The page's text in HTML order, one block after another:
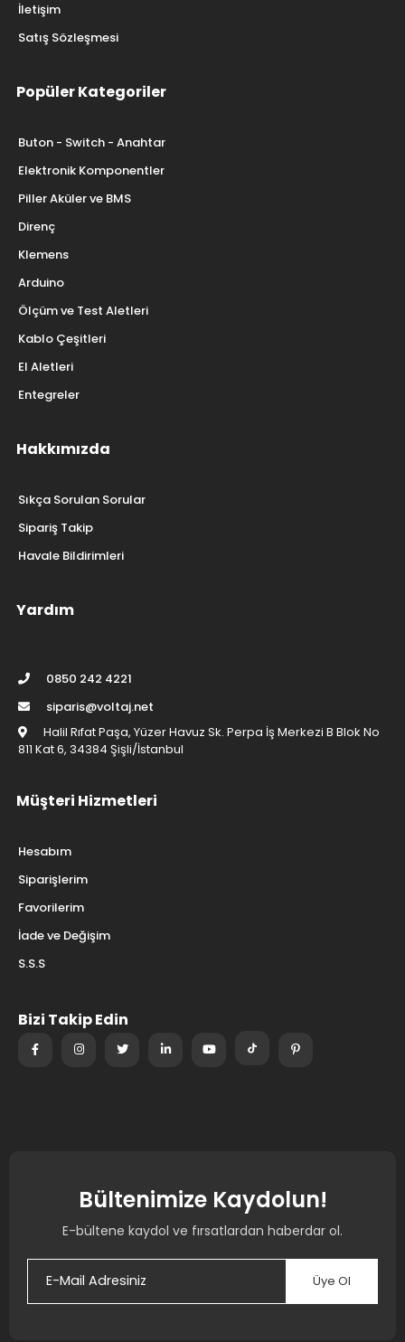
İletişim
Satış Sözleşmesi
Popüler Kategoriler
Buton - Switch - Anahtar
Elektronik Komponentler
Piller Aküler ve BMS
Direnç
Klemens
Arduino
Ölçüm ve Test Aletleri
Kablo Çeşitleri
El Aletleri
Entegreler
Hakkımızda
Sıkça Sorulan Sorular
Sipariş Takip
Havale Bildirimleri
Yardım
0850 242 4221
siparis@voltaj.net
Halil Rıfat Paşa, Yüzer Havuz Sk. Perpa İş Merkezi B Blok No
811 Kat 6, 34384 Şişli/İstanbul
Müşteri Hizmetleri
Hesabım
Siparişlerim
Favorilerim
İade ve Değişim
S.S.S
Bizi Takip Edin
Bültenimize Kaydolun!
E-bültene kaydol ve fırsatlardan haberdar ol.
Üye Ol